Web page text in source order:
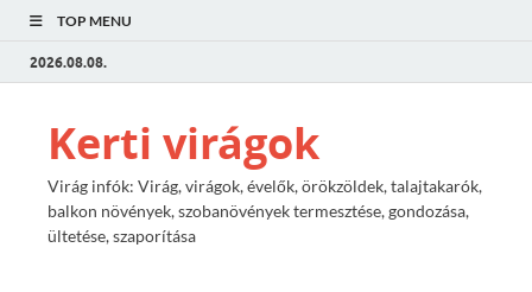
TOP MENU
2026.08.08.
Kerti virágok
Virág infók: Virág, virágok, évelők, örökzöldek, talajtakarók,
balkon növények, szobanövények termesztése, gondozása,
ültetése, szaporítása